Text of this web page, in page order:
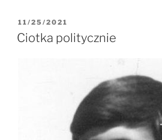
11/25/2021
Ciotka politycznie